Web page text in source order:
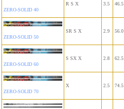
ZERO-SOLID 40
R S X 3.5 46.5
ZERO-SOLID 50
SR S X 2.9 56.0
ZERO-SOLID 60
S SX X 2.8 62.5
ZERO-SOLID 70
X 2.5 74.5